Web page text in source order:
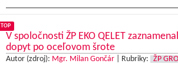
TOP
V spoločnosti ŽP EKO QELET
dopyt po oceľovom šrote
Autor (zdroj): Mgr. Milan Gončár| Rubriky: ŽP